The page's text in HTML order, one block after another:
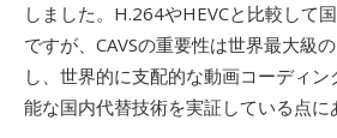
しました。H.264やHEVCと比較して
ですが、CAVSの重要性は世界最大級
し、世界的に支配的な動画コーディ
能な国内代替技術を実証している点に